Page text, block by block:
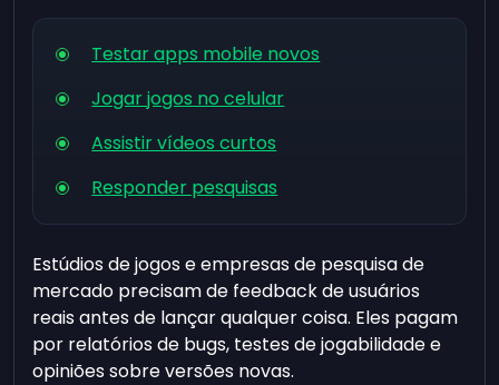
Testar apps mobile novos
Jogar jogos no celular
Assistir vídeos curtos
Responder pesquisas
Estúdios de jogos e empresas de pesquisa de
mercado precisam de feedback de usuários
reais antes de lançar qualquer coisa. Eles pagam
por relatórios de bugs, testes de jogabilidade e
opiniões sobre versões novas.